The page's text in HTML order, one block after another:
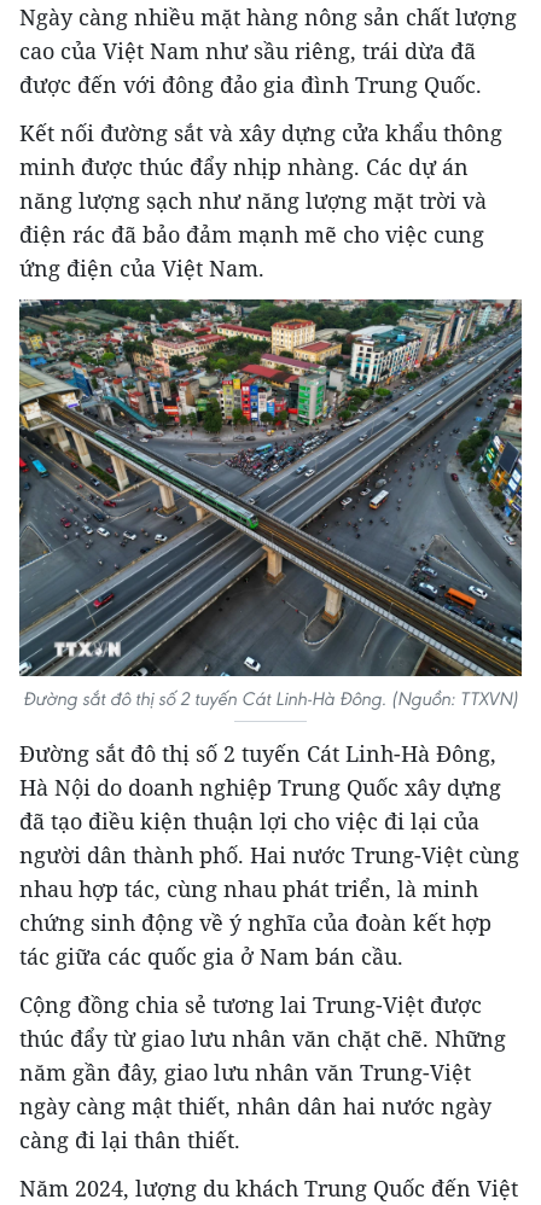
Ngày càng nhiều mặt hàng nông sản chất lượng
cao của Việt Nam như sầu riêng, trái dừa đã
được đến với đông đảo gia đình Trung Quốc.
Kết nối đường sắt và xây dựng cửa khẩu thông
minh được thúc đẩy nhịp nhàng. Các dự án
năng lượng sạch như năng lượng mặt trời và
điện rác đã bảo đảm mạnh mẽ cho việc cung
ứng điện của Việt Nam.
Đường sắt đô thị số 2 tuyến Cát Linh-Hà Đông. (Nguồn: TTXVN)
Đường sắt đô thị số 2 tuyến Cát Linh-Hà Đông,
Hà Nội do doanh nghiệp Trung Quốc xây dựng
đã tạo điều kiện thuận lợi cho việc đi lại của
người dân thành phố. Hai nước Trung-Việt cùng
nhau hợp tác, cùng nhau phát triển, là minh
chứng sinh động về ý nghĩa của đoàn kết hợp
tác giữa các quốc gia ở Nam bán cầu.
Cộng đồng chia sẻ tương lai Trung-Việt được
thúc đẩy từ giao lưu nhân văn chặt chẽ. Những
năm gần đây, giao lưu nhân văn Trung-Việt
ngày càng mật thiết, nhân dân hai nước ngày
càng đi lại thân thiết.
Năm 2024, lượng du khách Trung Quốc đến Việt